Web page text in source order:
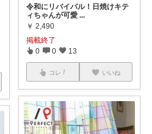
令和にリバイバル！日焼けキテ
ィちゃんが可愛 ...
￥ 2,490
掲載終了
0 0 13
コレ いいね